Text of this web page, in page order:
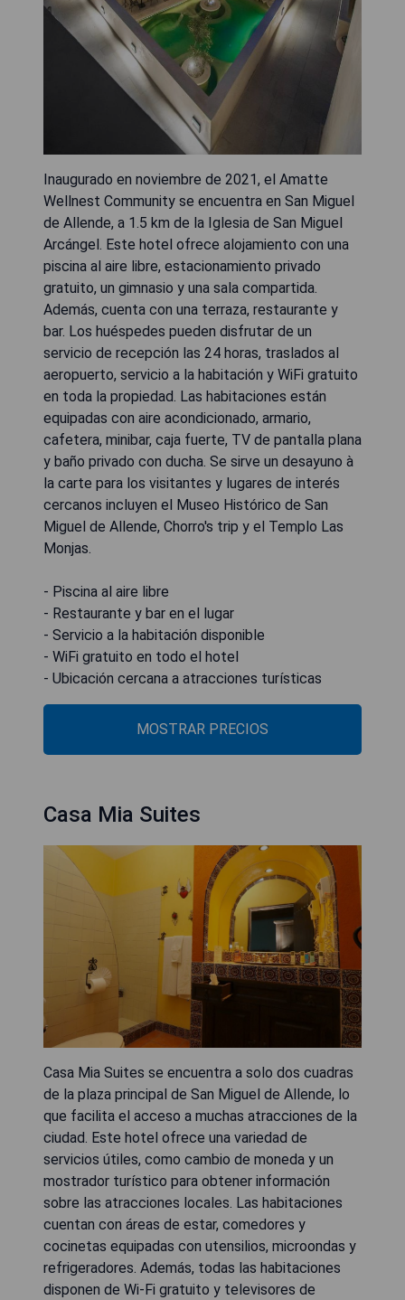
Inaugurado en noviembre de 2021, el Amatte
Wellnest Community se encuentra en San Miguel
de Allende, a 1.5 km de la Iglesia de San Miguel
Arcángel. Este hotel ofrece alojamiento con una
piscina al aire libre, estacionamiento privado
gratuito, un gimnasio y una sala compartida.
Además, cuenta con una terraza, restaurante y
bar. Los huéspedes pueden disfrutar de un
servicio de recepción las 24 horas, traslados al
aeropuerto, servicio a la habitación y WiFi gratuito
en toda la propiedad. Las habitaciones están
equipadas con aire acondicionado, armario,
cafetera, minibar, caja fuerte, TV de pantalla plana
y baño privado con ducha. Se sirve un desayuno à
la carte para los visitantes y lugares de interés
cercanos incluyen el Museo Histórico de San
Miguel de Allende, Chorro's trip y el Templo Las
Monjas.
- Piscina al aire libre
- Restaurante y bar en el lugar
- Servicio a la habitación disponible
- WiFi gratuito en todo el hotel
- Ubicación cercana a atracciones turísticas
MOSTRAR PRECIOS
Casa Mia Suites
Casa Mia Suites se encuentra a solo dos cuadras
de la plaza principal de San Miguel de Allende, lo
que facilita el acceso a muchas atracciones de la
ciudad. Este hotel ofrece una variedad de
servicios útiles, como cambio de moneda y un
mostrador turístico para obtener información
sobre las atracciones locales. Las habitaciones
cuentan con áreas de estar, comedores y
cocinetas equipadas con utensilios, microondas y
refrigeradores. Además, todas las habitaciones
disponen de Wi-Fi gratuito y televisores de